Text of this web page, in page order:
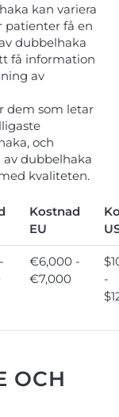
kan variera
patienter få en
dubbelhaka
få information
av
dem som letar
och
dubbelhaka
kvaliteten.
Kostnad
EU
€6,000 -
€7,000
-
OCH